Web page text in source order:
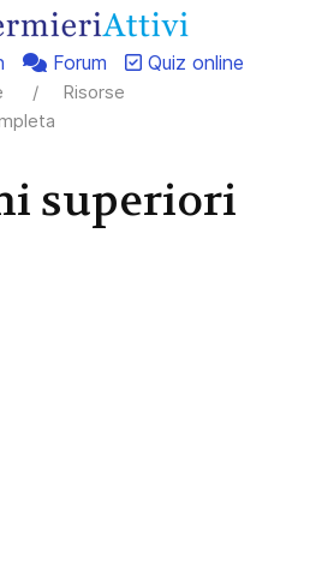
Forum
Quiz online
Risorse
superiori